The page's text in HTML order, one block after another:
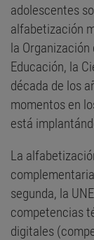
adolescentes
alfabetización
la
Educación, la
década de los
momentos en
está
La
segunda, la
competencias
digitales